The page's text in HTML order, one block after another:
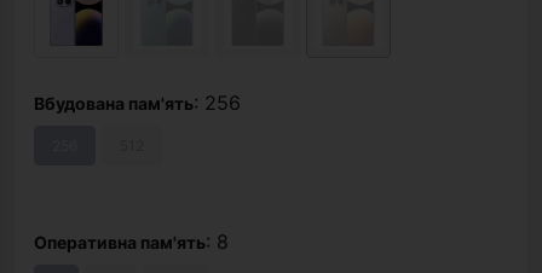
Вбудована пам'ять: 256
Оперативна пам'ять: 8